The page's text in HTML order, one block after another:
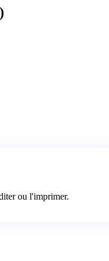
ou l'imprimer.